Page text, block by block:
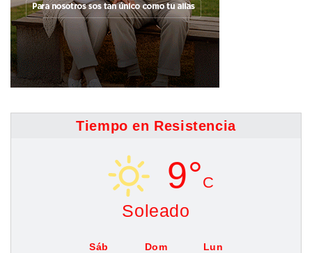
Tiempo en Resistencia
9°C
Soleado
Sáb Dom Lun